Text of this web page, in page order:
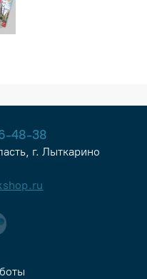
48-38
г. Лыткарино